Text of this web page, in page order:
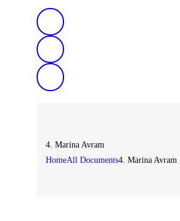
4. Marina Avram
HomeAll Documents4. Marina Avram